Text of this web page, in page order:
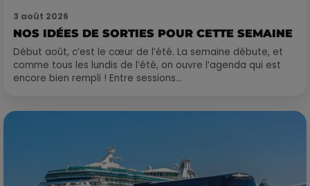
3 août 2026
NOS IDÉES DE SORTIES POUR CETTE SEMAINE
Début août, c’est le cœur de l’été. La semaine débute, et
comme tous les lundis de l’été, on ouvre l’agenda qui est
encore bien rempli ! Entre sessions...